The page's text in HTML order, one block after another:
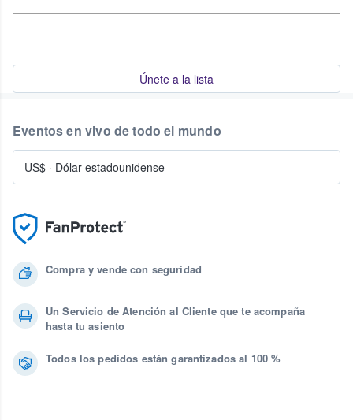
Únete a la lista
Compra y vende con seguridad
Un Servicio de Atención al Cliente que te acompaña
hasta tu asiento
Todos los pedidos están garantizados al 100 %
Eventos en vivo de todo el mundo
US$ · Dólar estadounidense